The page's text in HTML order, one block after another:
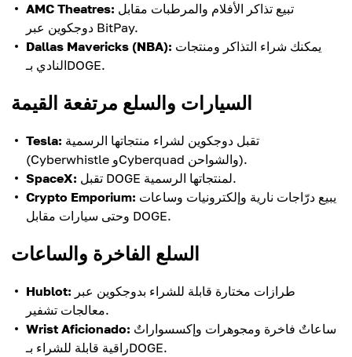
AMC Theatres:
دوجكوين عبر BitPay.
Dallas Mavericks (NBA):
النادي بـDOGE.
السيارات والسلع مرتفعة القيمة
Tesla:
(Cyberwhistle وCyberquad والشواحن).
SpaceX:
تقبل DOGE لمنتجاتها الرسمية.
Crypto Emporium:
وحتى سيارات مقابل DOGE.
السلع الفاخرة والساعات
Hublot:
معالجات تشفير.
Wrist Aficionado:
راقية قابلة للشراء بـDOGE.